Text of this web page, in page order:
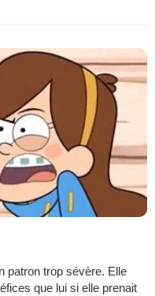
patron trop sévère. Elle
que lui si elle prenait